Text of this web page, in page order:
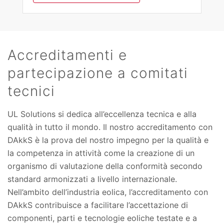
Accreditamenti e
partecipazione a comitati
tecnici
UL Solutions si dedica all’eccellenza tecnica e alla
qualità in tutto il mondo. Il nostro accreditamento con
DAkkS è la prova del nostro impegno per la qualità e
la competenza in attività come la creazione di un
organismo di valutazione della conformità secondo
standard armonizzati a livello internazionale.
Nell’ambito dell’industria eolica, l’accreditamento con
DAkkS contribuisce a facilitare l’accettazione di
componenti, parti e tecnologie eoliche testate e a